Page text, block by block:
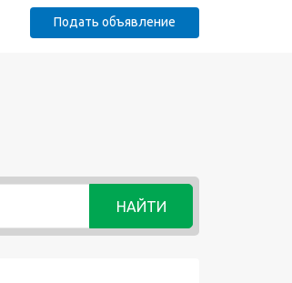
Подать объявление
НАЙТИ